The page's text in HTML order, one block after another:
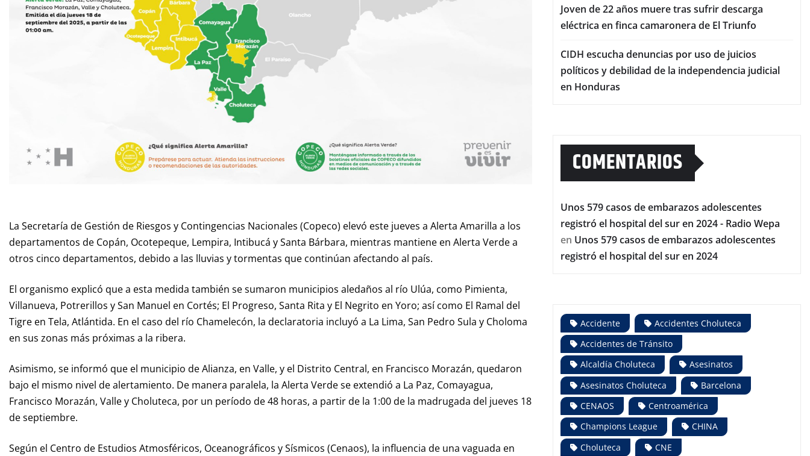
La Secretaría de Gestión de Riesgos y Contingencias Nacionales (Copeco) elevó este jueves a Alerta Amarilla a los
departamentos de Copán, Ocotepeque, Lempira, Intibucá y Santa Bárbara, mientras mantiene en Alerta Verde a
otros cinco departamentos, debido a las lluvias y tormentas que continúan afectando al país.
El organismo explicó que a esta medida también se sumaron municipios aledaños al río Ulúa, como Pimienta,
Villanueva, Potrerillos y San Manuel en Cortés; El Progreso, Santa Rita y El Negrito en Yoro; así como El Ramal del
Tigre en Tela, Atlántida. En el caso del río Chamelecón, la declaratoria incluyó a La Lima, San Pedro Sula y Choloma
en sus zonas más próximas a la ribera.
Asimismo, se informó que el municipio de Alianza, en Valle, y el Distrito Central, en Francisco Morazán, quedaron
bajo el mismo nivel de alertamiento. De manera paralela, la Alerta Verde se extendió a La Paz, Comayagua,
Francisco Morazán, Valle y Choluteca, por un período de 48 horas, a partir de la 1:00 de la madrugada del jueves 18
de septiembre.
Según el Centro de Estudios Atmosféricos, Oceanográficos y Sísmicos (Cenaos), la influencia de una vaguada en
Joven de 22 años muere tras sufrir descarga
eléctrica en finca camaronera de El Triunfo
CIDH escucha denuncias por uso de juicios
políticos y debilidad de la independencia judicial
en Honduras
COMENTARIOS
Unos 579 casos de embarazos adolescentes
registró el hospital del sur en 2024 - Radio Wepa
en Unos 579 casos de embarazos adolescentes
registró el hospital del sur en 2024
Accidente
Accidentes Choluteca
Accidentes de Tránsito
Alcaldía Choluteca
Asesinatos
Asesinatos Choluteca
Barcelona
CENAOS
Centroamérica
Champions League
CHINA
Choluteca
CNE